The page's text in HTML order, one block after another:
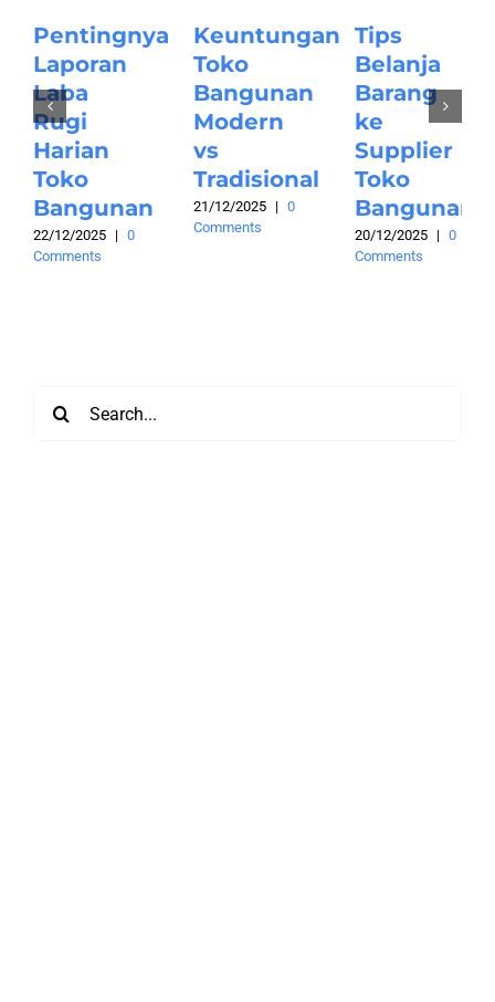
Pentingnya
Laporan
Laba
Rugi
Harian
Toko
Bangunan
22/12/2025 | 0
Comments
Keuntungan
Toko
Bangunan
Modern
vs
Tradisional
21/12/2025 |
0
Comments
Tips
Belanja
Barang
ke
Supplier
Toko
Bangunan
20/12/2025 | 0
Comments
for: